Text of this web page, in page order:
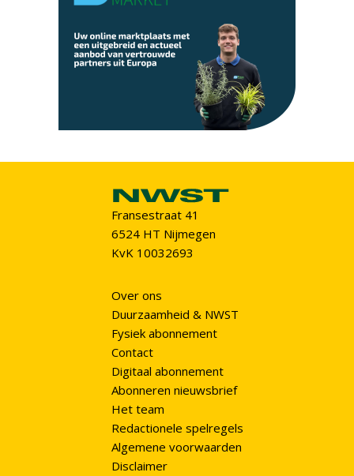
Fransestraat 41
6524 HT Nijmegen
KvK 10032693
Over ons
Duurzaamheid & NWST
Fysiek abonnement
Contact
Digitaal abonnement
Abonneren nieuwsbrief
Het team
Redactionele spelregels
Algemene voorwaarden
Disclaimer